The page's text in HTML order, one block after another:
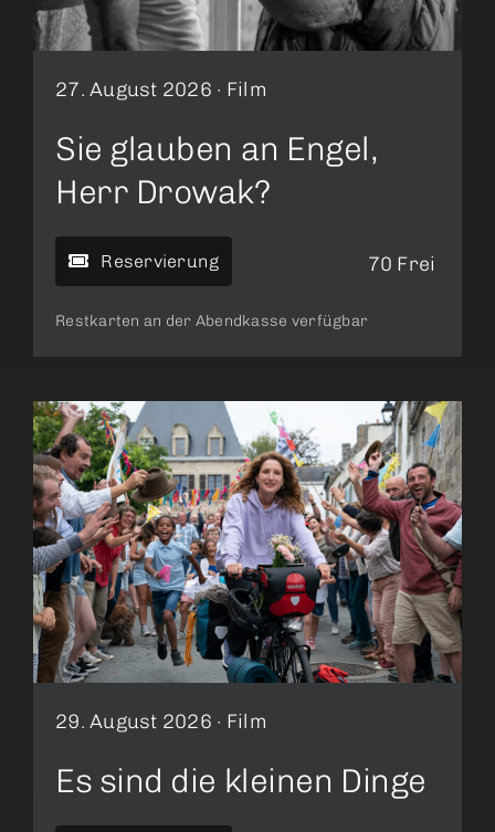
27. August 2026 · Film
Sie glauben an Engel,
Herr Drowak?
Reservierung 70 Frei
Restkarten an der Abendkasse verfügbar
29. August 2026 · Film
Es sind die kleinen Dinge